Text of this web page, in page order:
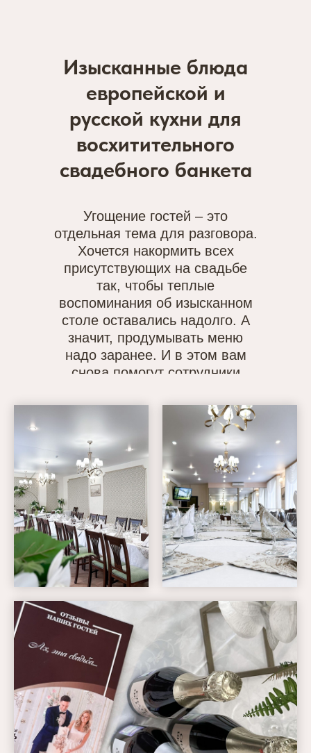
Изысканные блюда
европейской и
русской кухни для
восхитительного
свадебного банкета
Угощение гостей – это
отдельная тема для разговора.
Хочется накормить всех
присутствующих на свадьбе
так, чтобы теплые
воспоминания об изысканном
столе оставались надолго. А
значит, продумывать меню
надо заранее. И в этом вам
снова помогут сотрудники